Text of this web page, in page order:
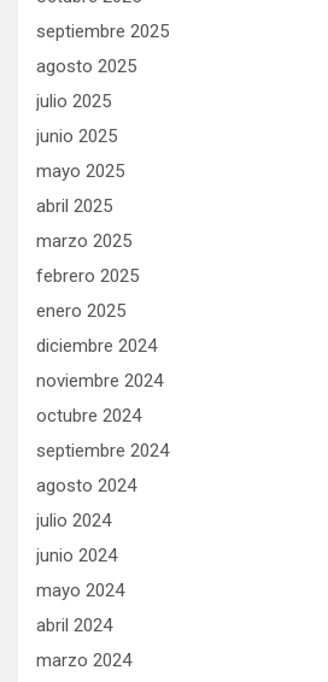
septiembre 2025
agosto 2025
julio 2025
junio 2025
mayo 2025
abril 2025
marzo 2025
febrero 2025
enero 2025
diciembre 2024
noviembre 2024
octubre 2024
septiembre 2024
agosto 2024
julio 2024
junio 2024
mayo 2024
abril 2024
marzo 2024